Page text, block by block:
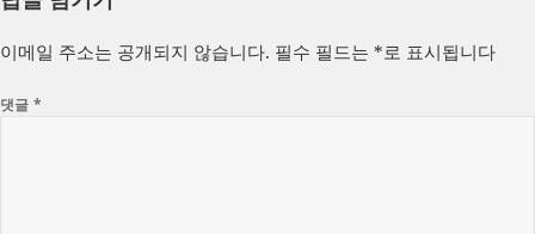
이메일 주소는 공개되지 않습니다. 필수 필드는 *로 표시됩니다
댓글*